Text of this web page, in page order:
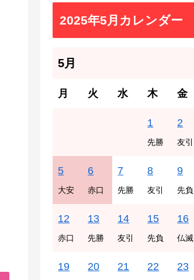
2025年5月カレンダー
5月
月 火 水 木 金
1
先勝
2
友引
5
大安
6
赤口
7
先勝
8
友引
9
先負
12
赤口
13
先勝
14
友引
15
先負
16
仏滅
19 20 21 22 23